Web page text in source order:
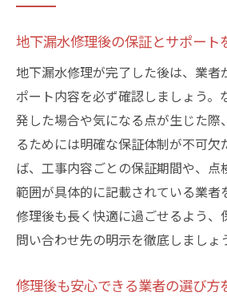
地下漏水修理後の保証とサポート
地下漏水修理が完了した後は、業者
ポート内容を必ず確認しましょう。
発した場合や気になる点が生じた際
るためには明確な保証体制が不可欠
ば、工事内容ごとの保証期間や、点
範囲が具体的に記載されている業者
修理後も長く快適に過ごせるよう、
問い合わせ先の明示を徹底しましょ
修理後も安心できる業者の選び方